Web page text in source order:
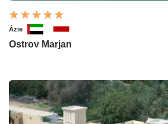
Ázie
Ostrov Marjan